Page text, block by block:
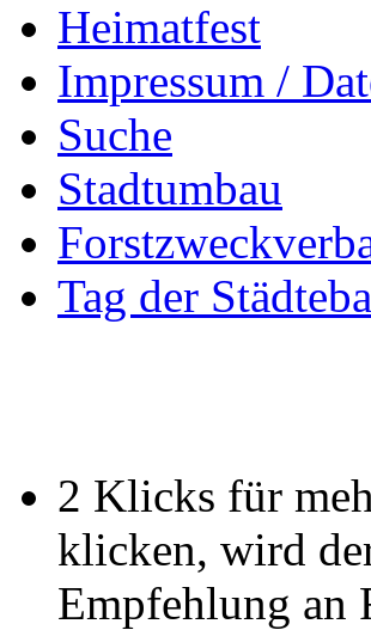
Heimatfest
Impressum /
Suche
Stadtumbau
Tag der
2 Klicks für
klicken, wird
Empfehlung an